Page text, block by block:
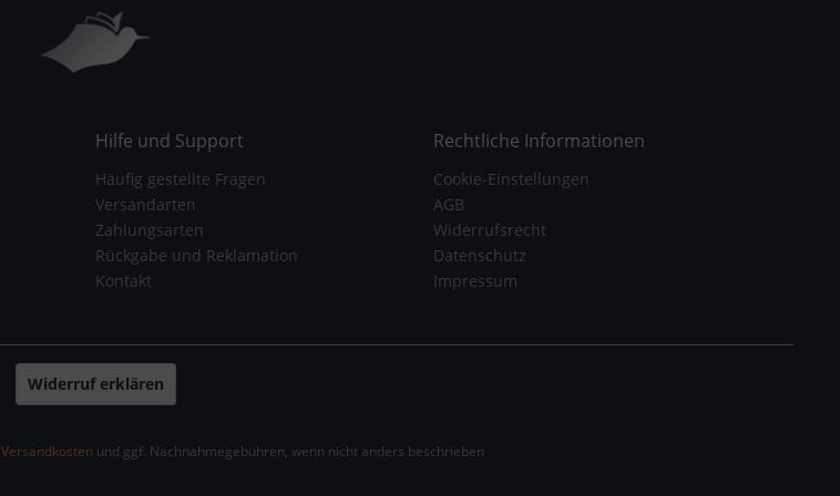
Hilfe und Support
Häufig gestellte Fragen
Versandarten
Zahlungsarten
Rückgabe und Reklamation
Kontakt
Rechtliche Informationen
Cookie-Einstellungen
AGB
Widerrufsrecht
Datenschutz
Impressum
Widerruf erklären
Versandkostenund ggf. Nachnahmegebühren, wenn nicht anders beschrieben